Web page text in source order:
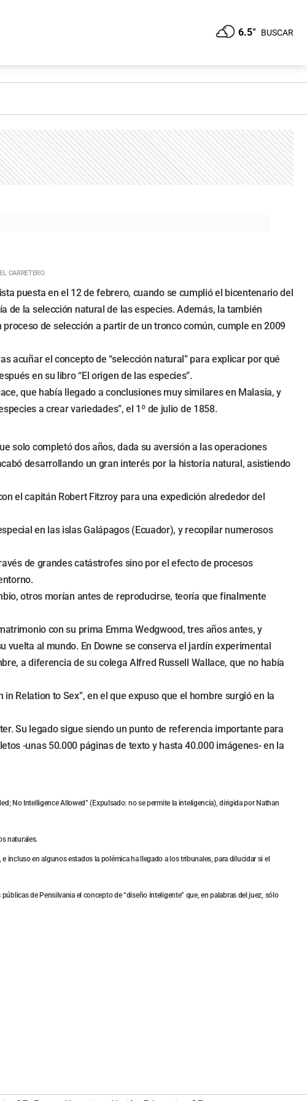
6.5° BUSCAR
CARRETERO.
puesta en el 12 de febrero, cuando se cumplió el bicentenario del
de la selección natural de las especies. Además, la también
de selección a partir de un tronco común, cumple en 2009
acuñar el concepto de “selección natural” para explicar por qué
en su libro “El origen de las especies”.
que había llegado a conclusiones muy similares en Malasia, y
a crear variedades”, el 1º de julio de 1858.
solo completó dos años, dada su aversión a las operaciones
desarrollando un gran interés por la historia natural, asistiendo
el capitán Robert Fitzroy para una expedición alrededor del
en las islas Galápagos (Ecuador), y recopilar numerosos
de grandes catástrofes sino por el efecto de procesos
otros morían antes de reproducirse, teoría que finalmente
con su prima Emma Wedgwood, tres años antes, y
al mundo. En Downe se conserva el jardín experimental
a diferencia de su colega Alfred Russell Wallace, que no había
Relation to Sex”, en el que expuso que el hombre surgió en la
Su legado sigue siendo un punto de referencia importante para
-unas 50.000 páginas de texto y hasta 40.000 imágenes- en la
No Intelligence Allowed” (Expulsado: no se permite la inteligencia), dirigida por Nathan
naturales.
en algunos estados la polémica ha llegado a los tribunales, para dilucidar si el
de Pensilvania el concepto de “diseño inteligente” que, en palabras del juez, sólo